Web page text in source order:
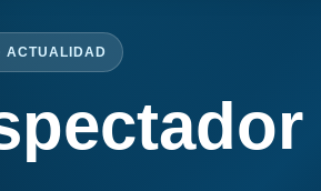
ACTUALIDAD